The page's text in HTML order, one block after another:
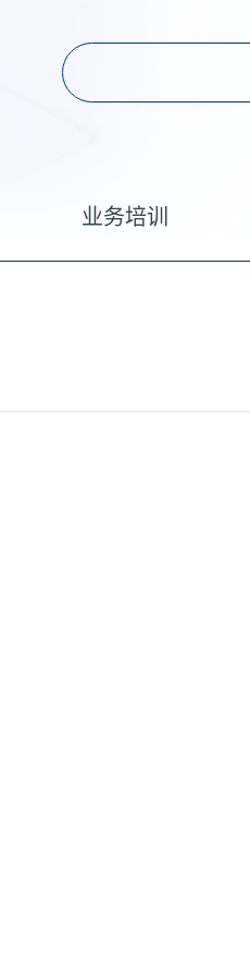
业务培训